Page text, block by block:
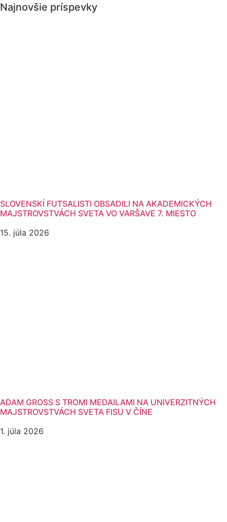
Najnovšie príspevky
SLOVENSKÍ FUTSALISTI OBSADILI NA AKADEMICKÝCH
MAJSTROVSTVÁCH SVETA VO VARŠAVE 7. MIESTO
15. júla 2026
ADAM GROSS S TROMI MEDAILAMI NA UNIVERZITNÝCH
MAJSTROVSTVÁCH SVETA FISU V ČÍNE
1. júla 2026